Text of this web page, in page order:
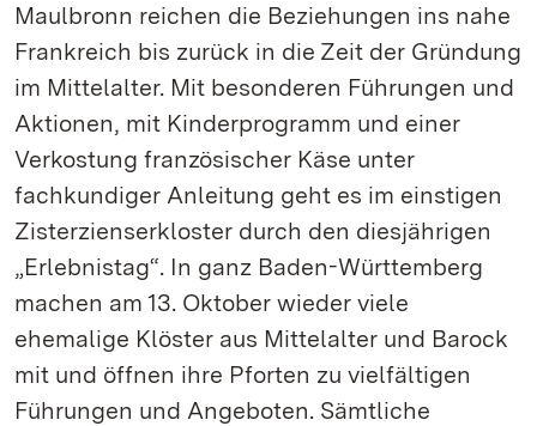
Maulbronn reichen die Beziehungen ins nahe
Frankreich bis zurück in die Zeit der Gründung
im Mittelalter. Mit besonderen Führungen und
Aktionen, mit Kinderprogramm und einer
Verkostung französischer Käse unter
fachkundiger Anleitung geht es im einstigen
Zisterzienserkloster durch den diesjährigen
„Erlebnistag“. In ganz Baden-Württemberg
machen am 13. Oktober wieder viele
ehemalige Klöster aus Mittelalter und Barock
mit und öffnen ihre Pforten zu vielfältigen
Führungen und Angeboten. Sämtliche